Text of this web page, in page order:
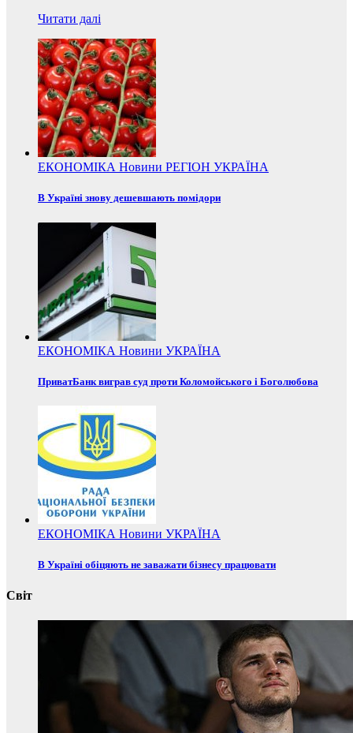
Читати далі
ЕКОНОМІКА Новини РЕГІОН УКРАЇНА
В Україні знову дешевшають помідори
ЕКОНОМІКА Новини УКРАЇНА
ПриватБанк виграв суд проти Коломойського і Боголюбова
ЕКОНОМІКА Новини УКРАЇНА
В Україні обіцяють не заважати бізнесу працювати
Світ